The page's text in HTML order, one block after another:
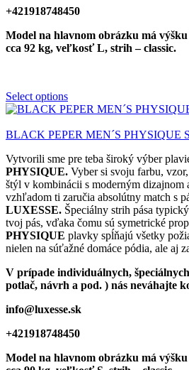
+421918748450
Model na hlavnom obrázku má
cca 92 kg, veľkosť L, strih – classic.
Select options
BLACK PEPER MEN´S PHYSIQUE
Vytvorili sme pre teba široký výber
PHYSIQUE. Vyber si svoju farbu,
štýl v kombinácii s moderným dizajnom
vzhľadom ti zaručia absolútny match s
LUXESSE. Špeciálny strih pása
tvoj pás, vďaka čomu sú symetrické
PHYSIQUE plavky spĺňajú všetky
nielen na súťažné domáce pódia, ale aj
V prípade individuálnych,
potlač, návrh a pod. ) nás neváhajte
info@luxesse.sk
+421918748450
Model na hlavnom obrázku má